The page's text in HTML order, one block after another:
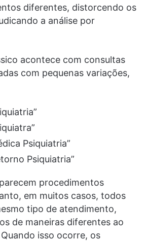
diferentes, distorcendo os
a análise por
acontece com consultas
com pequenas variações,
Psiquiatria”
Psiquiatria”
procedimentos
em muitos casos, todos
tipo de atendimento,
de maneiras diferentes ao
isso ocorre, os